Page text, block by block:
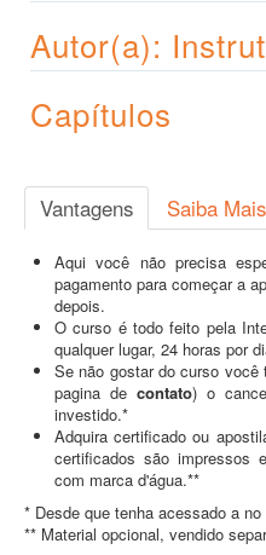
Autor(a):
Capítulos
Vantagens Saiba Mais
Aqui você não precisa
pagamento para começar a
depois.
O curso é todo feito pela
qualquer lugar, 24 horas por
Se não gostar do curso
pagina de contato) o
investido.*
Adquira certificado ou
certificados são impressos
com marca d'água.**
* Desde que tenha acessado a
** Material opcional, vendido